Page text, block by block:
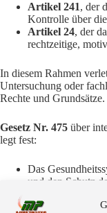
Artikel 241, der
Kontrolle über
Artikel 24, der
rechtzeitige,
In diesem Rahmen
Untersuchung oder
Rechte und Grundsätze.
Gesetz Nr. 475 über
legt fest:
Das
und den Schutz
in der Aufsicht,